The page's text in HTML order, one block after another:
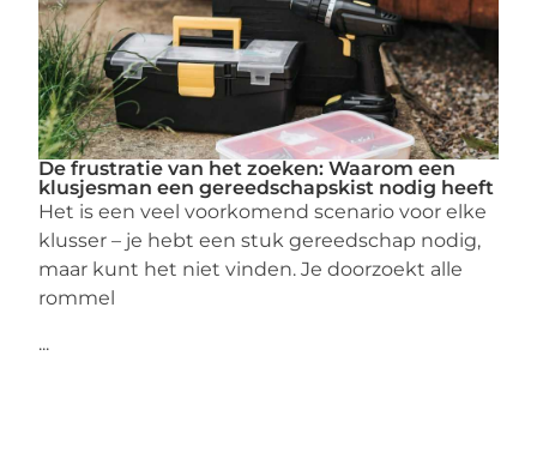
De frustratie van het zoeken: Waarom een
klusjesman een gereedschapskist nodig heeft
Het is een veel voorkomend scenario voor elke
klusser – je hebt een stuk gereedschap nodig,
maar kunt het niet vinden. Je doorzoekt alle
rommel
...